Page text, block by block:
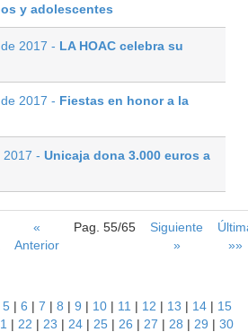
y adolescentes
2017 - LA HOAC celebra su
2017 - Fiestas en honor a la
2017 - Unicaja dona 3.000 euros a
«
Anterior
Pag. 55/65
Siguiente
»
»»
5 | 6 | 7 | 8 | 9 | 10 | 11 | 12 | 13 | 14 | 15
| 22 | 23 | 24 | 25 | 26 | 27 | 28 | 29 | 30